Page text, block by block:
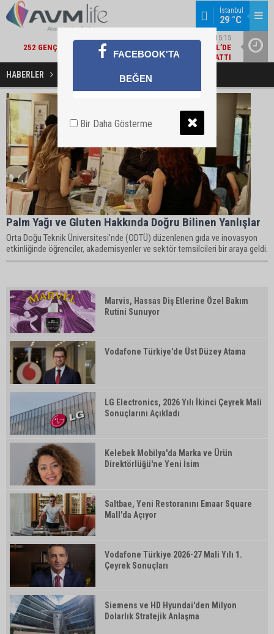
İstanbul
29 °C
ŞIRKET HABERLERI / 15:15
252 GENÇ YETENEK KARIYERLERINE İLK ADIMI TURKCELL’DE
ATTI
HABERLER
Palm Yağı ve Gluten Hakkında Doğru Bilinen Yanlışlar
Orta Doğu Teknik Üniversitesi’nde (ODTÜ) düzenlenen gıda ve inovasyon
etkinliğinde öğrenciler, akademisyenler ve sektör temsilcileri bir araya geldi.
Marvis, Hassas Diş Etlerine Özel Bakım
Rutini Sunuyor
Vodafone Türkiye'de Üst Düzey Atama
LG Electronics, 2026 Yılı İkinci Çeyrek Mali
Sonuçlarını Açıkladı
Kelebek Mobilya'da Marka ve Ürün
Direktörlüğü'ne Yeni İsim
Saltbae, Yeni Restoranını Emaar Square
Mall'da Açıyor
Vodafone Türkiye 2026-27 Mali Yılı 1.
Çeyrek Sonuçları
Siemens ve HD Hyundai'den Milyon
Dolarlık Stratejik Anlaşma
FACEBOOK'TA
BEĞEN
Bir Daha Gösterme